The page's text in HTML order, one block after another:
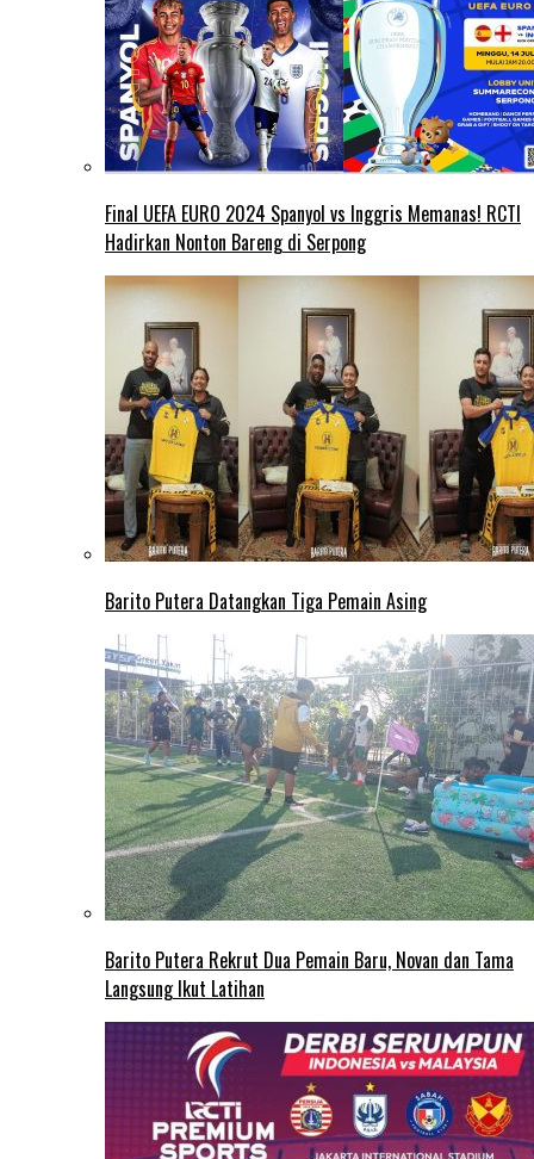
Final UEFA EURO 2024 Spanyol vs Inggris Memanas! RCTI
Hadirkan Nonton Bareng di Serpong
Barito Putera Datangkan Tiga Pemain Asing
Barito Putera Rekrut Dua Pemain Baru, Novan dan Tama
Langsung Ikut Latihan